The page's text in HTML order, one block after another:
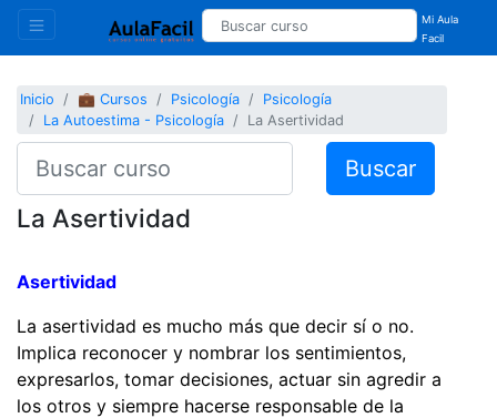
Mi Aula
Facil
Inicio 💼 Cursos Psicología
Psicología
La Autoestima - Psicología
La Asertividad
Buscar
La Asertividad
Asertividad
La asertividad es mucho más que decir sí o no.
Implica reconocer y nombrar los sentimientos,
expresarlos, tomar decisiones, actuar sin agredir a
los otros y siempre hacerse responsable de la